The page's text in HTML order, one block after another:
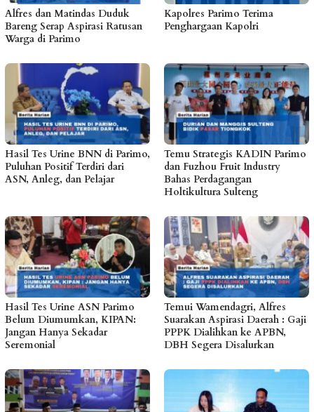
Alfres dan Matindas Duduk
Bareng Serap Aspirasi Ratusan
Warga di Parimo
Kapolres Parimo Terima
Penghargaan Kapolri
Hasil Tes Urine BNN di Parimo,
Puluhan Positif Terdiri dari
ASN, Anleg, dan Pelajar
Temu Strategis KADIN Parimo
dan Fuzhou Fruit Industry
Bahas Perdagangan
Holtikultura Sulteng
Hasil Tes Urine ASN Parimo
Belum Diumumkan, KIPAN:
Jangan Hanya Sekadar
Seremonial
Temui Wamendagri, Alfres
Suarakan Aspirasi Daerah : Gaji
PPPK Dialihkan ke APBN,
DBH Segera Disalurkan